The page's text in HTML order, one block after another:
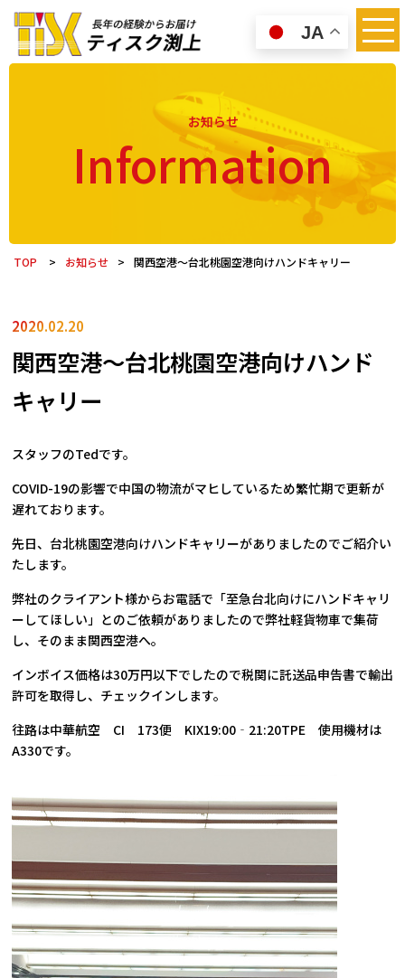
お知らせ
Information
TOP > お知らせ > 関西空港～台北桃園空港向けハンドキャリー
2020.02.20
関西空港～台北桃園空港向けハンド
キャリー
スタッフのTedです。
COVID-19の影響で中国の物流がマヒしているため繁忙期で更新が
遅れております。
先日、台北桃園空港向けハンドキャリーがありましたのでご紹介い
たします。
弊社のクライアント様からお電話で「至急台北向けにハンドキャリ
ーしてほしい」とのご依頼がありましたので弊社軽貨物車で集荷
し、そのまま関西空港へ。
インボイス価格は30万円以下でしたので税関に託送品申告書で輸出
許可を取得し、チェックインします。
往路は中華航空 CI 173便 KIX19:00‐21:20TPE 使用機材は
A330です。
JA